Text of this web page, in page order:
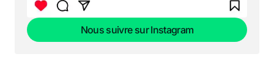
Nous suivre sur Instagram